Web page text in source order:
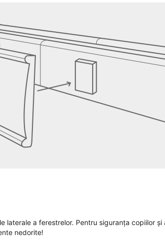
laterale a ferestrelor. Pentru siguranța copiilor
nedorite!